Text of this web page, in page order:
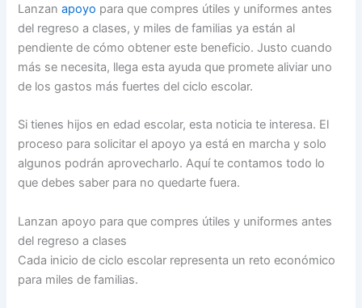
Lanzanapoyo para que compres útiles y uniformes antes
del regreso a clases, y miles de familias ya están al
pendiente de cómo obtener este beneficio. Justo cuando
más se necesita, llega esta ayuda que promete aliviar uno
de los gastos más fuertes del ciclo escolar.
Si tienes hijos en edad escolar, esta noticia te interesa. El
proceso para solicitar el apoyo ya está en marcha y solo
algunos podrán aprovecharlo. Aquí te contamos todo lo
que debes saber para no quedarte fuera.
Lanzan apoyo para que compres útiles y uniformes antes
del regreso a clases
Cada inicio de ciclo escolar representa un reto económico
para miles de familias.